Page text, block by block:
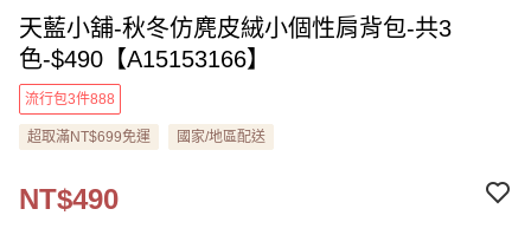
天藍小舖-秋冬仿麂皮絨小個性肩背包-共3
色-$490【A15153166】
流行包3件888
超取滿NT$699免運 國家/地區配送
NT$490